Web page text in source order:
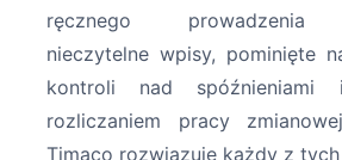
ręcznego prowadzenia
nieczytelne wpisy, pominięte
kontroli nad
rozliczaniem pracy
Timaco rozwiązuje każdy z